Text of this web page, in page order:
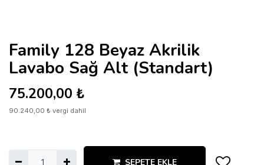
Family 128 Beyaz Akrilik
Lavabo Sağ Alt (Standart)
75.200,00 ₺
90.240,00 ₺ vergi dahil
SEPETE EKLE